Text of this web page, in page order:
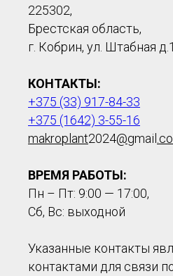
225302,
Брестская область,
г. Кобрин, ул. Штабная
КОНТАКТЫ:
+375 (33) 917-84-33
+375 (1642) 3-55-16
makroplant2024@gmail
ВРЕМЯ РАБОТЫ:
Пн – Пт: 9:00 — 17:00,
Сб, Вс: выходной
Указанные контакты
контактами для связи